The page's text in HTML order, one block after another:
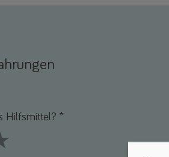
Hilfsmittel? *